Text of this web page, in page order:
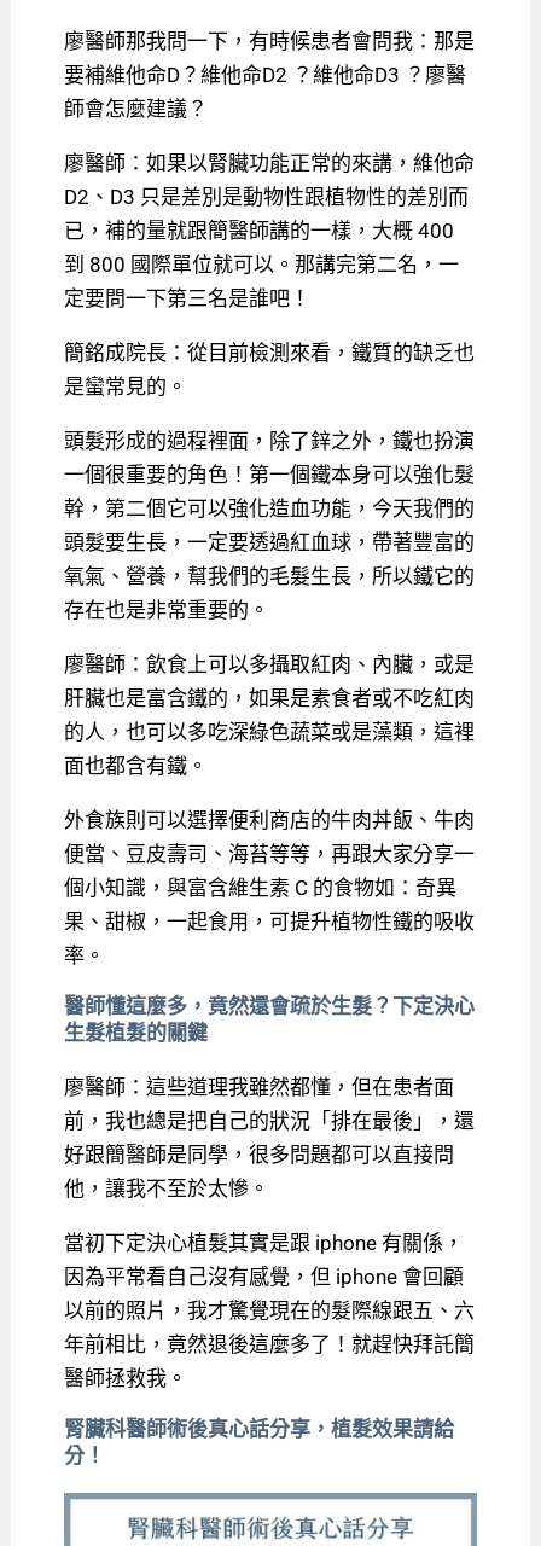
廖醫師那我問一下，有時候患者會問我：那是
要補維他命D？維他命D2 ？維他命D3 ？廖醫
師會怎麼建議？
廖醫師：如果以腎臟功能正常的來講，維他命
D2、D3 只是差別是動物性跟植物性的差別而
已，補的量就跟簡醫師講的一樣，大概 400
到 800 國際單位就可以。那講完第二名，一
定要問一下第三名是誰吧！
簡銘成院長：從目前檢測來看，鐵質的缺乏也
是蠻常見的。
頭髮形成的過程裡面，除了鋅之外，鐵也扮演
一個很重要的角色！第一個鐵本身可以強化髮
幹，第二個它可以強化造血功能，今天我們的
頭髮要生長，一定要透過紅血球，帶著豐富的
氧氣、營養，幫我們的毛髮生長，所以鐵它的
存在也是非常重要的。
廖醫師：飲食上可以多攝取紅肉、內臟，或是
肝臟也是富含鐵的，如果是素食者或不吃紅肉
的人，也可以多吃深綠色蔬菜或是藻類，這裡
面也都含有鐵。
外食族則可以選擇便利商店的牛肉丼飯、牛肉
便當、豆皮壽司、海苔等等，再跟大家分享一
個小知識，與富含維生素 C 的食物如：奇異
果、甜椒，一起食用，可提升植物性鐵的吸收
率。
醫師懂這麼多，竟然還會疏於生髮？下定決心
生髮植髮的關鍵
廖醫師：這些道理我雖然都懂，但在患者面
前，我也總是把自己的狀況「排在最後」，還
好跟簡醫師是同學，很多問題都可以直接問
他，讓我不至於太慘。
當初下定決心植髮其實是跟 iphone 有關係，
因為平常看自己沒有感覺，但 iphone 會回顧
以前的照片，我才驚覺現在的髮際線跟五、六
年前相比，竟然退後這麼多了！就趕快拜託簡
醫師拯救我。
腎臟科醫師術後真心話分享，植髮效果請給
分！